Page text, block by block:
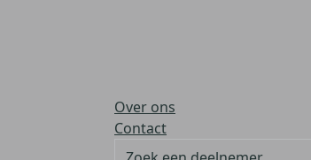
Over ons
Contact